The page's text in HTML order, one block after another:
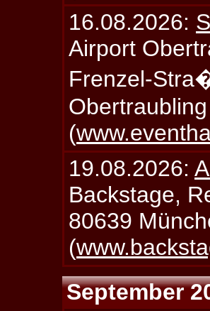
16.08.2026:
Airport
Frenzel-
(
19.08.2026:
Backstage,
80639
(
September